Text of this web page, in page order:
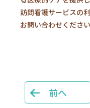
訪問看護サービスの
お問い合わせください
前へ